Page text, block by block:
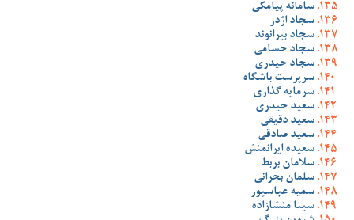
سامانه پیامکی
سجاد اژدر
سجاد بیرانوند
سجاد حسامی
سجاد حیدری
سرپرست باشگاه
سرمایه گذاری
سعید حیدری
سعید دقیقی
سعید صادقی
سعیده ایرانمنش
سلامان بربط
سلمان بحرانی
سمیه عباسپور
سینا منشازاده